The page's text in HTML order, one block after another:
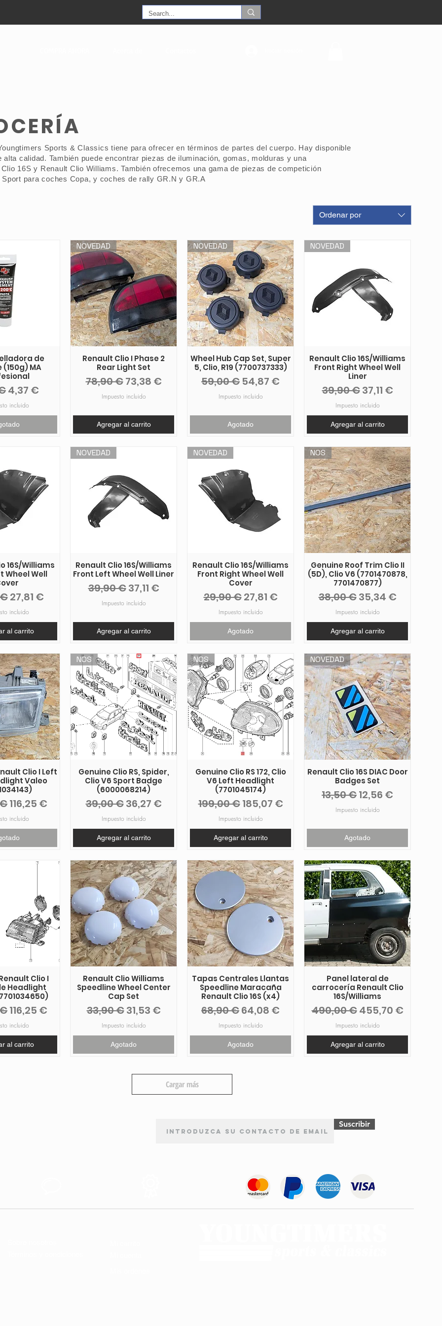
Sports & Classics tiene para ofrecer en términos de partes del cuerpo. Hay disponible
calidad. También puede encontrar piezas de iluminación, gomas, molduras y una
16S y Renault Clio Williams. También ofrecemos una gama de piezas de competición
para coches Copa, y coches de rally GR.N y GR.A
Ordenar por
de
MA
Precio de oferta
4,37 €
incluido
NOVEDAD
Renault Clio I Phase 2
Rear Light Set
Precio
78,90 €Precio de oferta
73,38 €
Impuesto incluido
Agregar al carrito
NOVEDAD
Wheel Hub Cap Set, Super
5, Clio, R19 (7700737333)
Precio
59,00 € Precio de oferta
54,87 €
Impuesto incluido
Agotado
NOVEDAD
Renault Clio 16S/Williams
Front Right Wheel Well
Liner
Precio
39,90 €Precio de oferta
37,11 €
Impuesto incluido
Agregar al carrito
16S/Williams
Wheel Well
Precio de oferta
27,81 €
incluido
al carrito
NOVEDAD
Renault Clio 16S/Williams
Front Left Wheel Well Liner
Precio
39,90 €Precio de oferta
37,11 €
Impuesto incluido
Agregar al carrito
NOVEDAD
Renault Clio 16S/Williams
Front Right Wheel Well
Cover
Precio
29,90 €Precio de oferta
27,81 €
Impuesto incluido
Agotado
NOS
Genuine Roof Trim Clio II
(5D), Clio V6 (7701470878,
7701470877)
Precio
38,00 €Precio de oferta
35,34 €
Impuesto incluido
Agregar al carrito
Clio I Left
Valeo
Precio de oferta
116,25 €
incluido
NOS
Genuine Clio RS, Spider,
Clio V6 Sport Badge
(6000068214)
Precio
39,00 €Precio de oferta
36,27 €
Impuesto incluido
Agregar al carrito
NOS
Genuine Clio RS 172, Clio
V6 Left Headlight
(7701045174)
Precio
199,00 €Precio de oferta
185,07 €
Impuesto incluido
Agregar al carrito
NOVEDAD
Renault Clio 16S DIAC Door
Badges Set
Precio
13,50 €Precio de oferta
12,56 €
Impuesto incluido
Agotado
Clio I
Headlight
Precio de oferta
116,25 €
incluido
al carrito
Renault Clio Williams
Speedline Wheel Center
Cap Set
Precio
33,90 €Precio de oferta
31,53 €
Impuesto incluido
Agotado
Tapas Centrales Llantas
Speedline Maracaña
Renault Clio 16S (x4)
Precio
68,90 €Precio de oferta
64,08 €
Impuesto incluido
Agotado
Panel lateral de
carrocería Renault Clio
16S/Williams
Precio
490,00 €Precio de oferta
455,70 €
Impuesto incluido
Agregar al carrito
Cargar más
Suscribir